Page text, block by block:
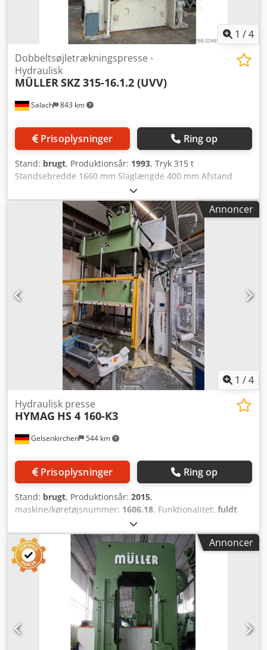
1 /4
Salach 843 km
Dobbeltsøjletrækningspresse -
Hydraulisk
MÜLLERSKZ 315-16.1.2 (UVV)
Prisoplysninger Ring op
Stand: brugt, Produktionsår: 1993, Tryk 315 t
Standsebredde 1660 mm Slaglængde 400 mm Afstand
bord/stempel, stempel øverst 600 mm Bordflade 1600 x
1000 mm Dsdpfxszrptue Ab Tsck Bordhøjde over gulv 960
mm Trækkraft på trykkissen i bordet 80 t Slaglængde på
trykkissen i bordet 200 mm Trykkisseflade i bordet 950 x
650 mm Sideåbning mellem standere 720 mm Stempelets
flade 1600 x 1000 mm Olieindhold 1400 l Drivkraft 57,0 kW
Vægt 30,0 t Pladskrav (BxDxH) 3,0 x 2,9 x 4,4 m Med
oliebaseret hydraulisk drev, hydraulisk trykkisse i bordet
Annoncer
1 /4
Gelsenkirchen 544 km
Hydraulisk presse
HYMAG HS 4 160-K3
Prisoplysninger Ring op
Stand: brugt, Produktionsår: 2015,
maskine/køretøjsnummer: 1606.18, Funktionalitet: fuldt
, pressekraft:163 t
bordbredde:2.000 mm, bordlængde:1.400 mm,
bordhøjde:
800 mm , samlet længde:2.400 mm , samlet
bredde:
3.200 mm, total højde:5.200 mm , samlet vægt:
28.000 kg
, Udstyr:dokumentation / manual, Hydraulisk 4-
søjlet presse – 163 T – 2.000 × 1.400 mm Dcodpfozq Apgox
Ab Tjk Til salg: En hydraulisk 4-søjlet presse fra
producenten HYMAG med en maksimal pressekraft på 163
T. Maskinen har en bordstørrelse på 2.000 × 1.400 mm, en
åben højde på 1.300 mm og en slaglængde på 700 mm,
hvilket gør den velegnet til formnings-, rette-, presse-,
Annoncer